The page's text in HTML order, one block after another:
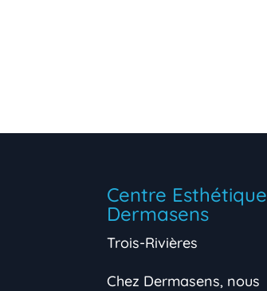
Centre Esthétique
Dermasens
Trois-Rivières
Chez Dermasens, nous